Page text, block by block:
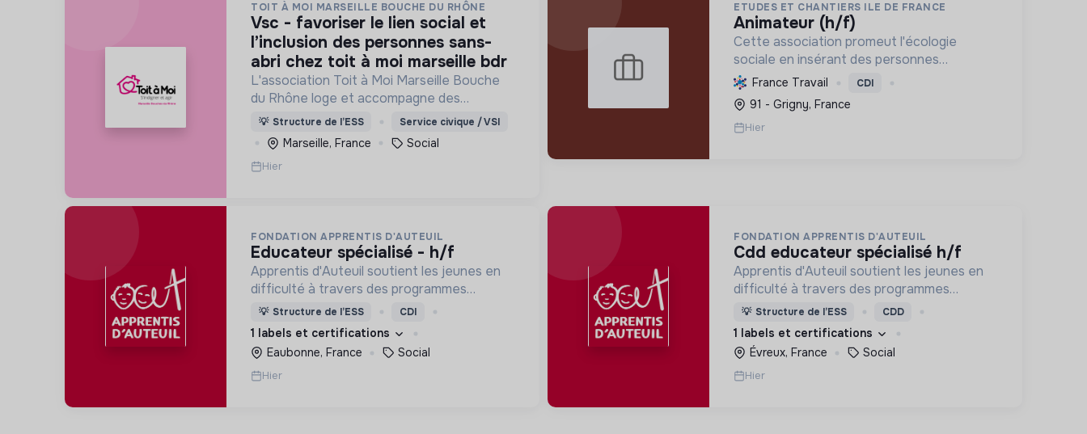
TOIT À MOI MARSEILLE BOUCHE DU RHÔNE
vsc - favoriser le lien social et
l’inclusion des personnes sans-
abri chez toit à moi marseille bdr
L'association Toit à Moi Marseille Bouche
du Rhône loge et accompagne des
personnes sans abris vers un avenir sans
rue.
💡 Structure de l’ESS Service civique / VSI
Marseille, France Social
Hier
ETUDES ET CHANTIERS ILE DE FRANCE
animateur (h/f)
Cette association promeut l'écologie
sociale en insérant des personnes
vulnérables par l'emploi et des projets
d'intérêt collectif, améliorant le cadre de
vie et formant aux métiers verts, pour une
tr...
France Travail CDI
91 - Grigny, France
Hier
FONDATION APPRENTIS D'AUTEUIL
educateur spécialisé - h/f
Apprentis d'Auteuil soutient les jeunes en
difficulté à travers des programmes
d’accueil, d’éducation, de formation et
d’insertion pour leur permettre de devenir
des hommes et des femmes debout.
💡 Structure de l’ESS CDI
1 labels et certifications
Eaubonne, France
Social
Hier
FONDATION APPRENTIS D'AUTEUIL
cdd educateur spécialisé h/f
Apprentis d'Auteuil soutient les jeunes en
difficulté à travers des programmes
d’accueil, d’éducation, de formation et
d’insertion pour leur permettre de devenir
des hommes et des femmes debout.
💡 Structure de l’ESS CDD
1 labels et certifications
Évreux, France
Social
Hier